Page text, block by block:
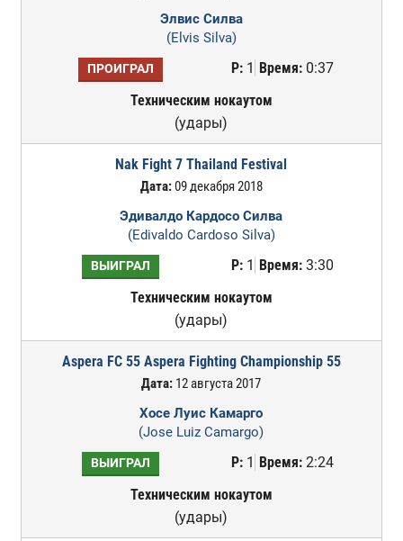
Элвис Силва
(Elvis Silva)
ПРОИГРАЛ Р:1 Время:0:37
Техническим нокаутом
(удары)
Nak Fight 7 Thailand Festival
Дата:09 декабря 2018
Эдивалдо Кардосо Силва
(Edivaldo Cardoso Silva)
ВЫИГРАЛ Р:1 Время:3:30
Техническим нокаутом
(удары)
Aspera FC 55 Aspera Fighting Championship 55
Дата: 12 августа 2017
Хосе Луис Камарго
(Jose Luiz Camargo)
ВЫИГРАЛ Р:1 Время:2:24
Техническим нокаутом
(удары)